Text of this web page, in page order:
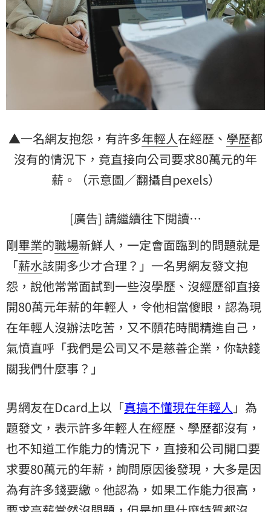
▲一名網友抱怨，有許多年輕人在經歷、 學歷都
沒有的情況下，竟直接向公司要求80萬元的年
薪 。（示意圖／翻攝自pexels）
[廣告] 請繼續往下閱讀…
剛畢業的職場新鮮人，一定會面臨到的問題就是
「薪水該開多少才合理？」一名男網友發文抱
怨，說他常常面試到一些沒學歷、沒經歷卻直接
開80萬元年薪的年輕人，令他相當傻眼，認為現
在年輕人沒辦法吃苦，又不願花時間精進自己，
氣憤直呼「我們是公司又不是慈善企業，你缺錢
關我們什麼事？」
男網友在Dcard上以「真搞不懂現在年輕人 」為
題發文，表示許多年輕人在經歷、學歷都沒有，
也不知道工作能力的情況下，直接和公司開口要
求要80萬元的年薪，詢問原因後發現，大多是因
為有許多錢要繳。他認為，如果工作能力很高，